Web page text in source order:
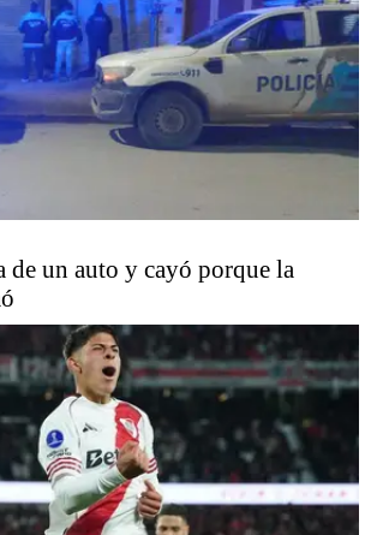
de un auto y cayó porque la